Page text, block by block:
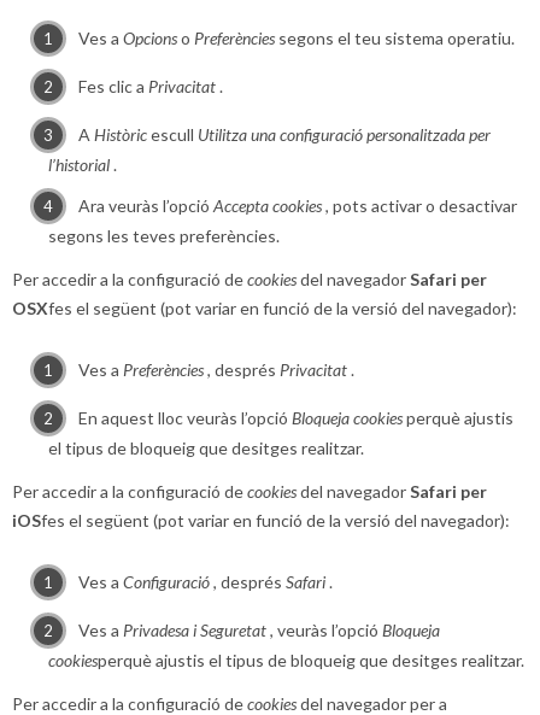
Ves a Opcionso Preferències segons el teu sistema operatiu.
Fes clic a Privacitat.
A Històricescull Utilitza una configuració personalitzada per
l’historial.
Ara veuràs l’opció Accepta cookies, pots activar o desactivar
segons les teves preferències.
Per accedir a la configuració decookiesdel navegadorSafari per
OSXfes el següent (pot variar en funció de la versió del navegador):
Ves a Preferències, després Privacitat.
En aquest lloc veuràs l’opció Bloqueja cookiesperquè ajustis
el tipus de bloqueig que desitges realitzar.
Per accedir a la configuració decookiesdel navegadorSafari per
iOSfes el següent (pot variar en funció de la versió del navegador):
Ves a Configuració, després Safari.
Ves a Privadesa i Seguretat, veuràs l’opció Bloqueja
cookiesperquè ajustis el tipus de bloqueig que desitges realitzar.
Per accedir a la configuració decookiesdel navegador per a